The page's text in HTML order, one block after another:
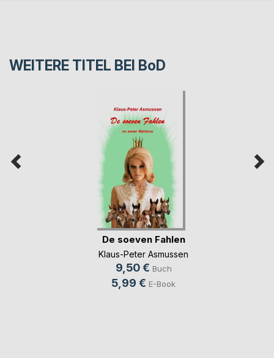
WEITERE TITEL BEI BoD
De soeven Fahlen
Klaus-Peter Asmussen
9,50 € Buch
5,99 € E-Book